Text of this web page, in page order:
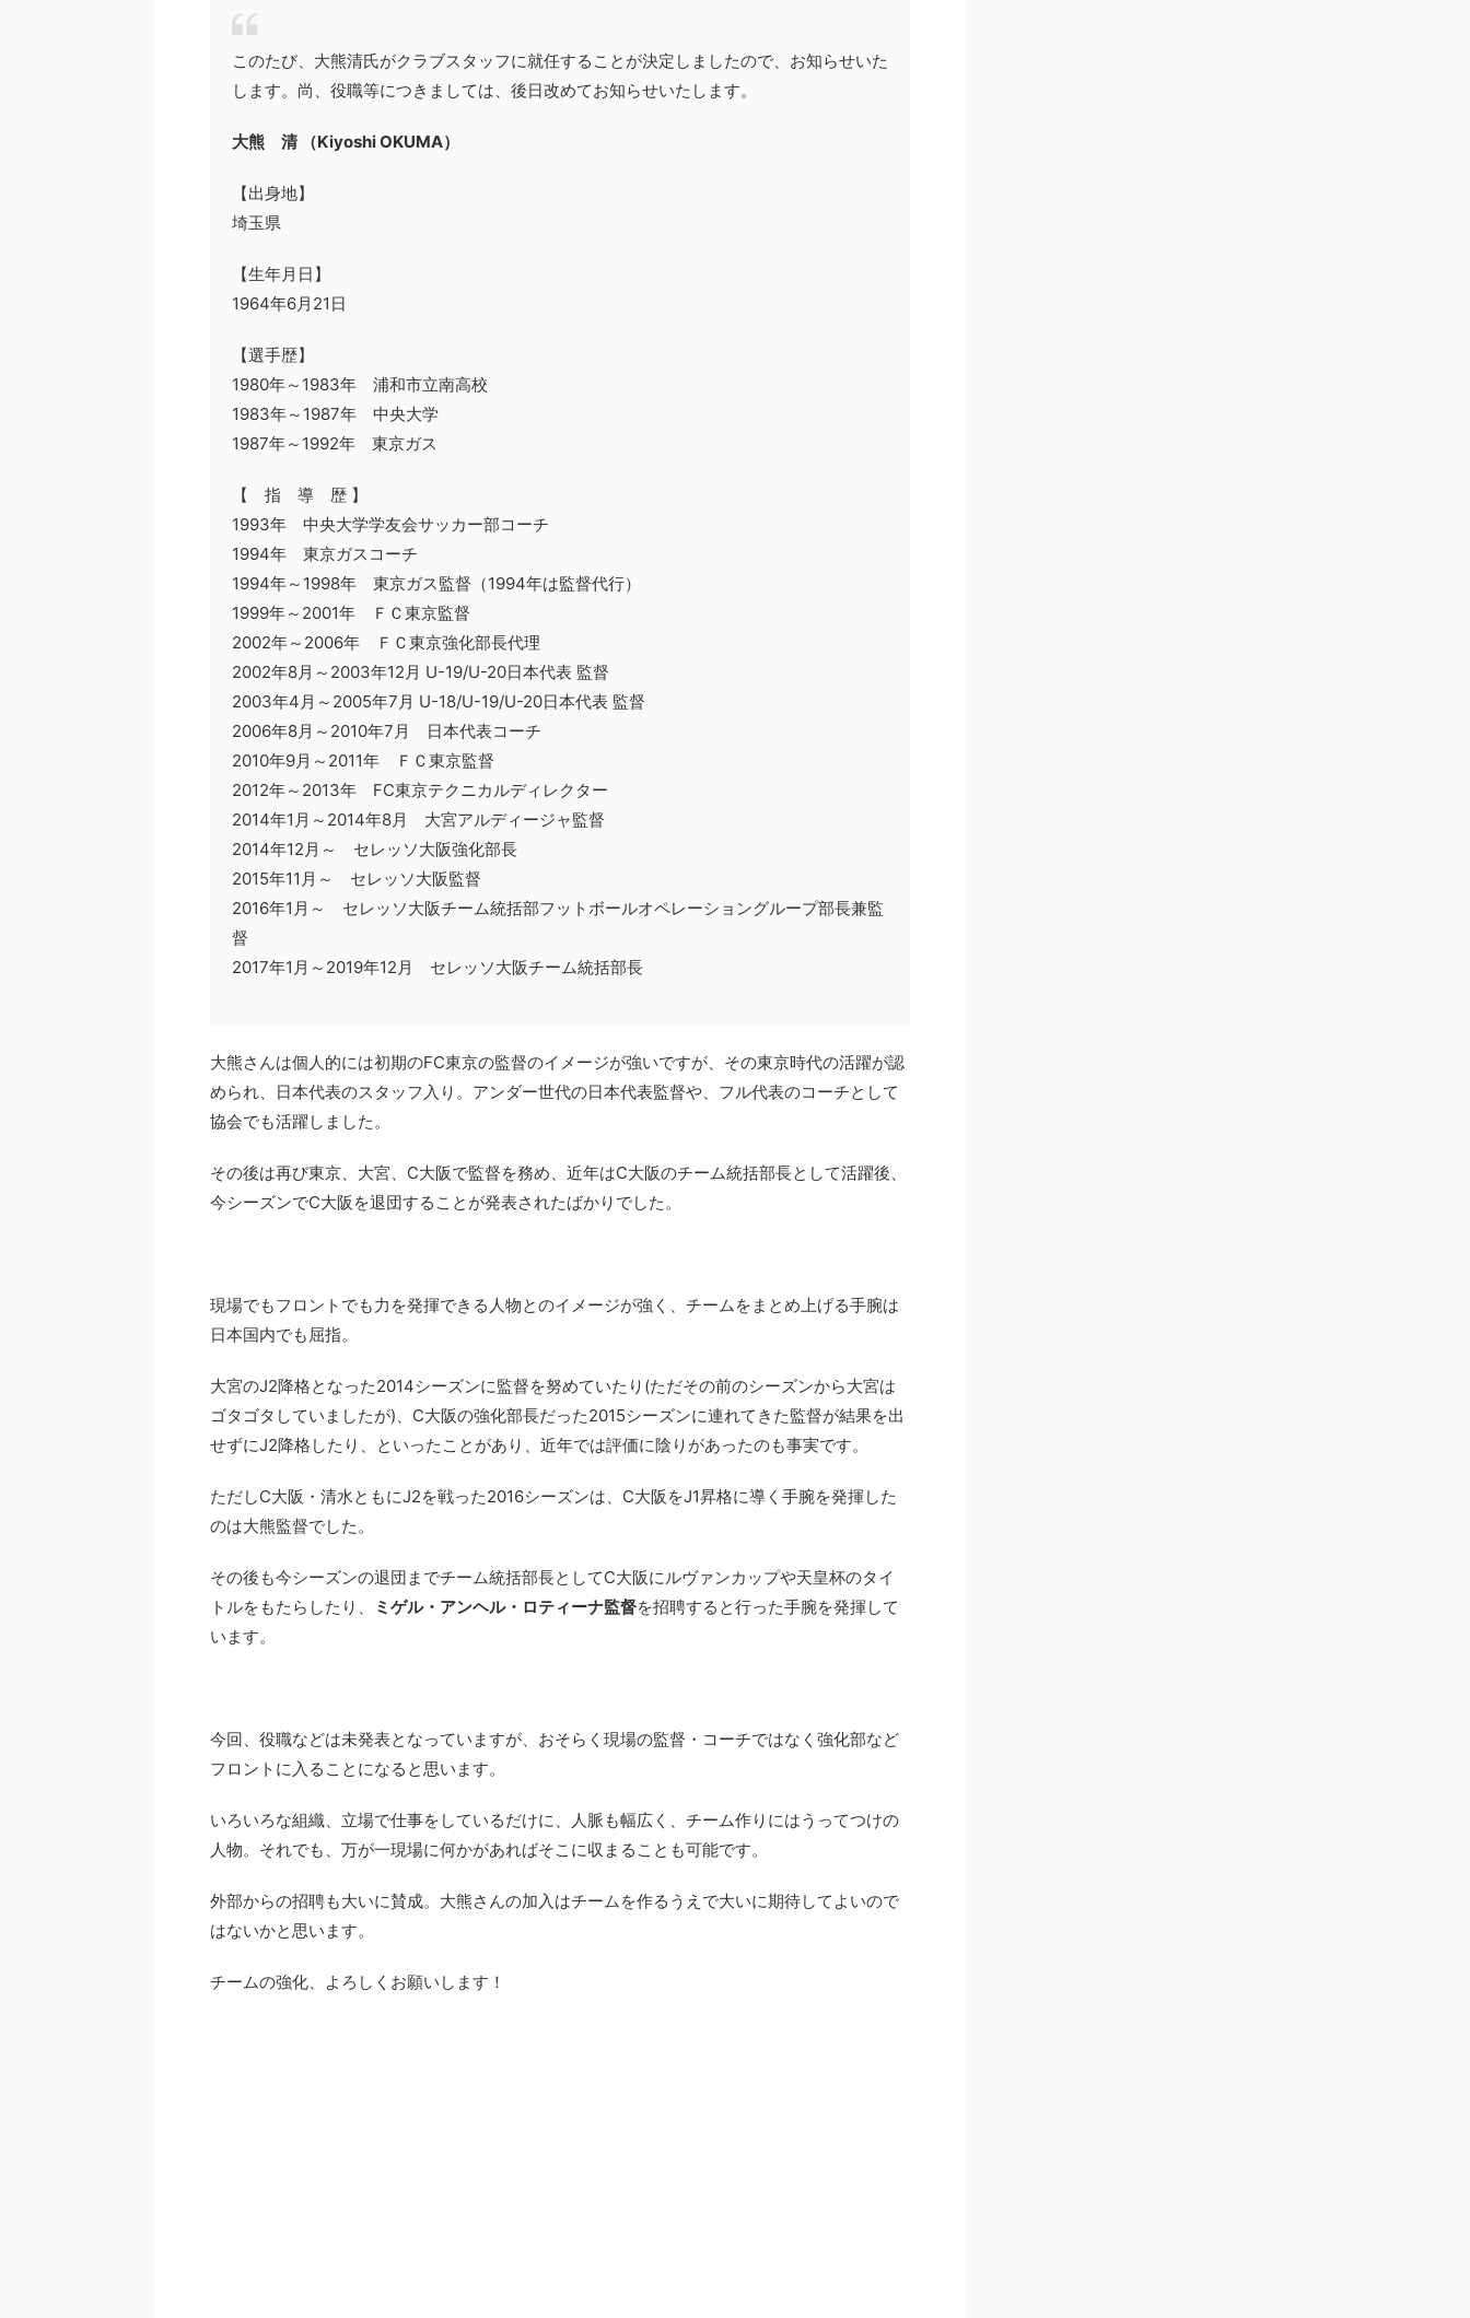
このたび、大熊清氏がクラブスタッフに就任することが決定しましたので、お知らせいた
します。尚、役職等につきましては、後日改めてお知らせいたします。
大熊 清 （Kiyoshi OKUMA）
【出身地】
埼玉県
【生年月日】
1964年6月21日
【選手歴】
1980年～1983年 浦和市立南高校
1983年～1987年 中央大学
1987年～1992年 東京ガス
【 指 導 歴 】
1993年 中央大学学友会サッカー部コーチ
1994年 東京ガスコーチ
1994年～1998年 東京ガス監督（1994年は監督代行）
1999年～2001年 ＦＣ東京監督
2002年～2006年 ＦＣ東京強化部長代理
2002年8月～2003年12月 U-19/U-20日本代表 監督
2003年4月～2005年7月 U-18/U-19/U-20日本代表 監督
2006年8月～2010年7月 日本代表コーチ
2010年9月～2011年 ＦＣ東京監督
2012年～2013年 FC東京テクニカルディレクター
2014年1月～2014年8月 大宮アルディージャ監督
2014年12月～ セレッソ大阪強化部長
2015年11月～ セレッソ大阪監督
2016年1月～ セレッソ大阪チーム統括部フットボールオペレーショングループ部長兼監
督
2017年1月～2019年12月 セレッソ大阪チーム統括部長
大熊さんは個人的には初期のFC東京の監督のイメージが強いですが、その東京時代の活躍が認
められ、日本代表のスタッフ入り。アンダー世代の日本代表監督や、フル代表のコーチとして
協会でも活躍しました。
その後は再び東京、大宮、C大阪で監督を務め、近年はC大阪のチーム統括部長として活躍後、
今シーズンでC大阪を退団することが発表されたばかりでした。
現場でもフロントでも力を発揮できる人物とのイメージが強く、チームをまとめ上げる手腕は
日本国内でも屈指。
大宮のJ2降格となった2014シーズンに監督を努めていたり(ただその前のシーズンから大宮は
ゴタゴタしていましたが)、C大阪の強化部長だった2015シーズンに連れてきた監督が結果を出
せずにJ2降格したり、といったことがあり、近年では評価に陰りがあったのも事実です。
ただしC大阪・清水ともにJ2を戦った2016シーズンは、C大阪をJ1昇格に導く手腕を発揮した
のは大熊監督でした。
その後も今シーズンの退団までチーム統括部長としてC大阪にルヴァンカップや天皇杯のタイ
トルをもたらしたり、
ミゲル・アンヘル・ロティーナ監督を招聘すると行った手腕を発揮して
います。
今回、役職などは未発表となっていますが、おそらく現場の監督・コーチではなく強化部など
フロントに入ることになると思います。
いろいろな組織、立場で仕事をしているだけに、人脈も幅広く、チーム作りにはうってつけの
人物。それでも、万が一現場に何かがあればそこに収まることも可能です。
外部からの招聘も大いに賛成。大熊さんの加入はチームを作るうえで大いに期待してよいので
はないかと思います。
チームの強化、よろしくお願いします！